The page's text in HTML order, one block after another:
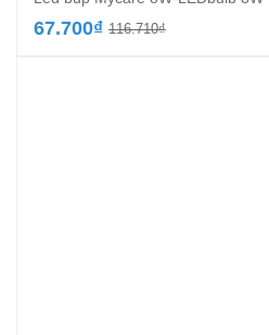
116.710₫Giá
67.700₫
Giá